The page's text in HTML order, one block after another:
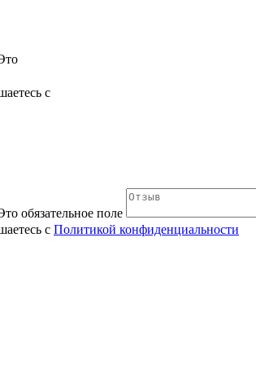
с
обязательное поле
с Политикой конфиденциальности